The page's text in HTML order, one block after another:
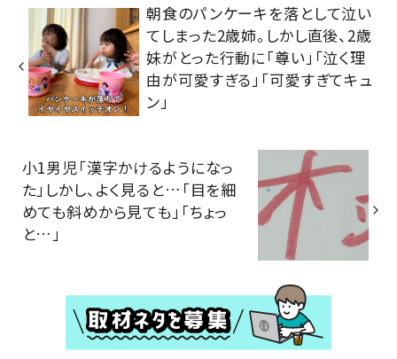
朝食のパンケーキを落として泣い
てしまった2歳姉。しかし直後、2歳
妹がとった行動に「尊い」「泣く理
由が可愛すぎる」「可愛すぎてキュ
ン」
小1男児「漢字かけるようになっ
た」しかし、よく見ると…「目を細
めても斜めから見ても」「ちょっ
と…」